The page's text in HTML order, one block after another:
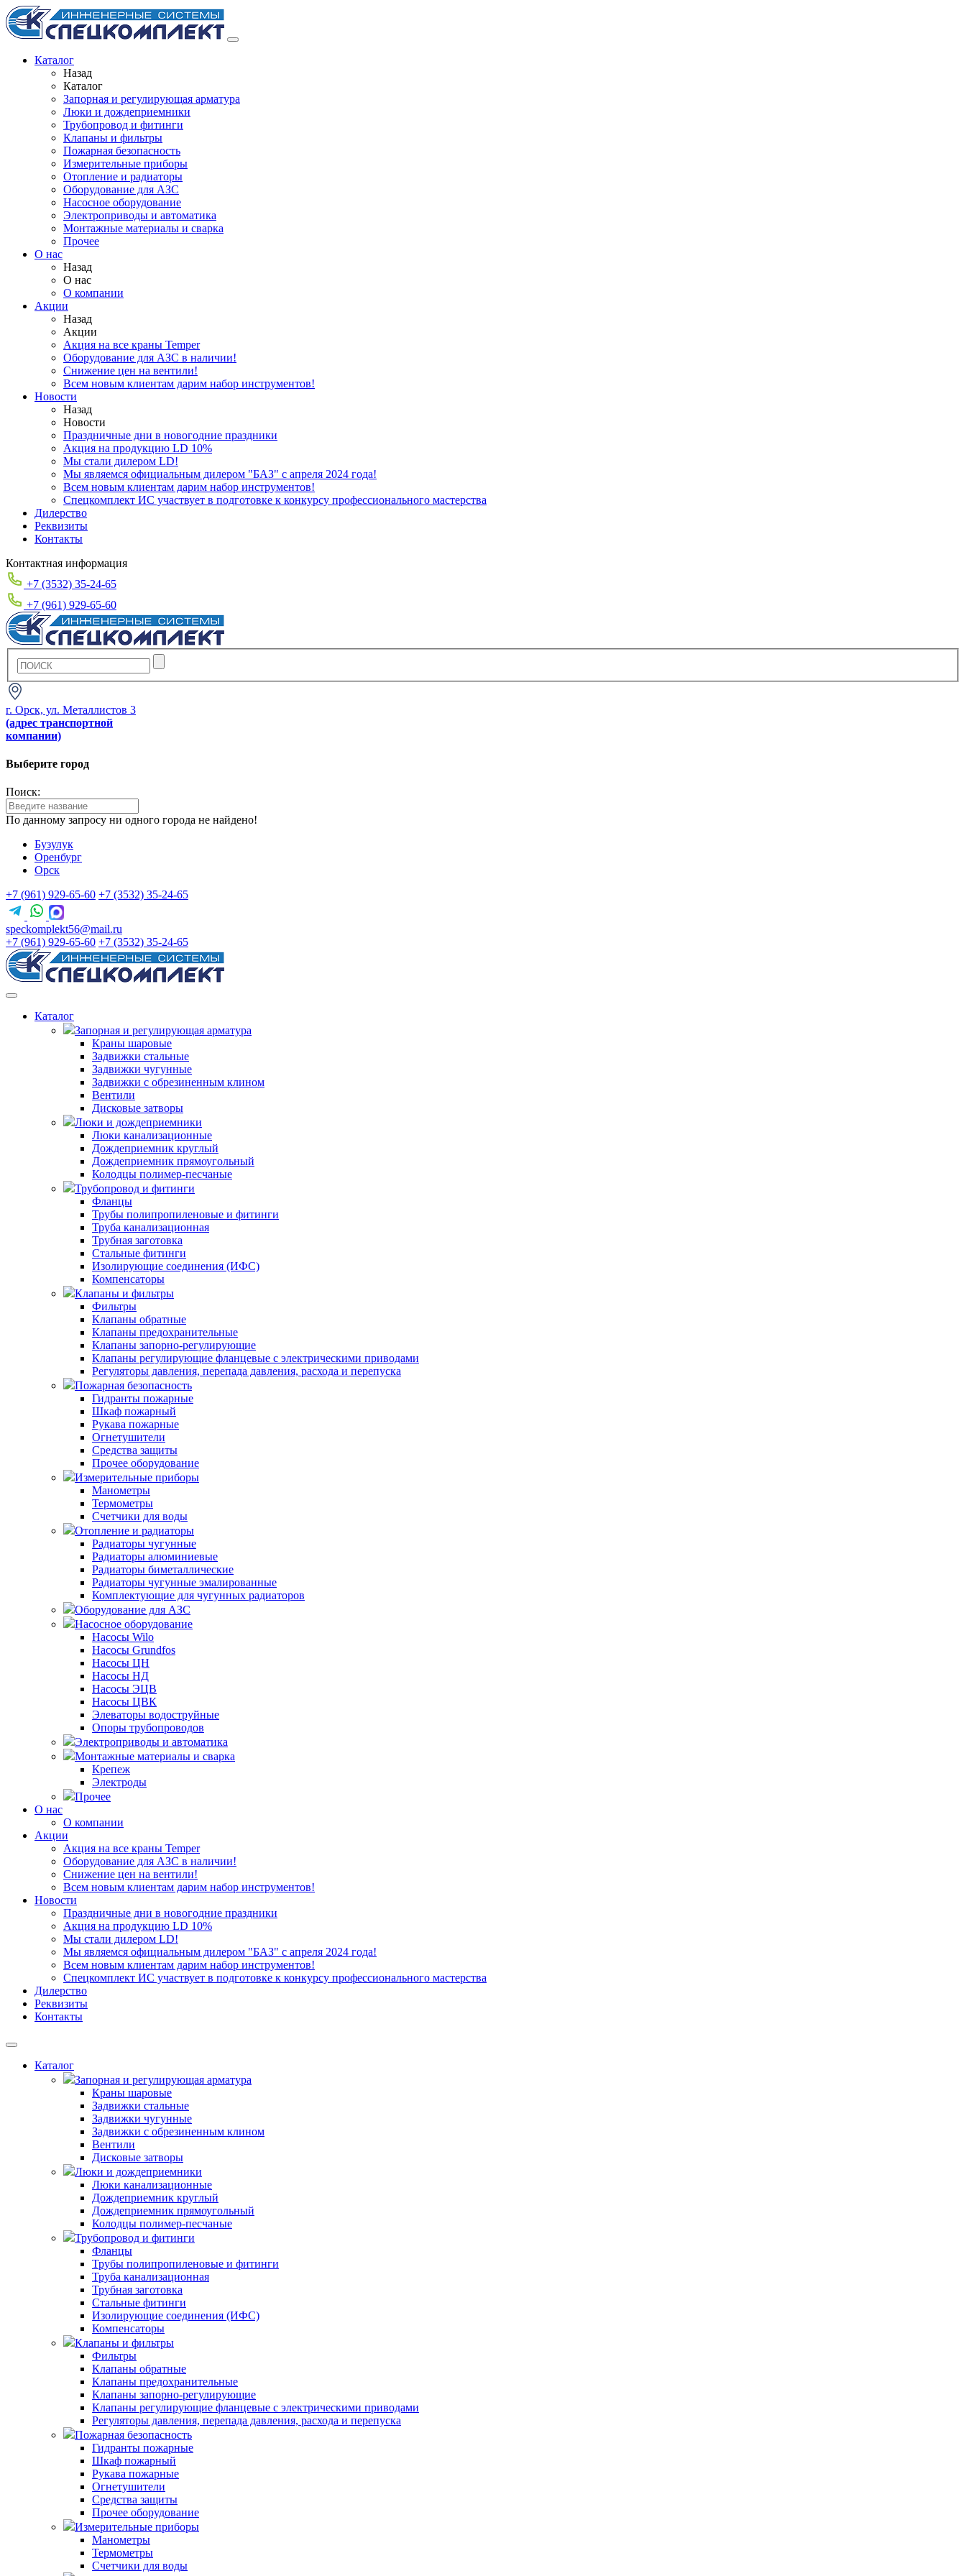
Каталог
Назад
Каталог
Запорная и регулирующая арматура
Люки и дождеприемники
Трубопровод и фитинги
Клапаны и фильтры
Пожарная безопасность
Измерительные приборы
Отопление и радиаторы
Оборудование для АЗС
Насосное оборудование
Электроприводы и автоматика
Монтажные материалы и сварка
Прочее
О нас
Назад
О нас
О компании
Акции
Назад
Акции
Акция на все краны Temper
Оборудование для АЗС в наличии!
Снижение цен на вентили!
Всем новым клиентам дарим набор инструментов!
Новости
Назад
Новости
Праздничные дни в новогодние праздники
Акция на продукцию LD 10%
Мы стали дилером LD!
Мы являемся официальным дилером "БАЗ" с апреля 2024 года!
Всем новым клиентам дарим набор инструментов!
Спецкомплект ИС участвует в подготовке к конкурсу профессионального мастерства
Дилерство
Реквизиты
Контакты
Контактная информация
+7 (3532) 35-24-65
+7 (961) 929-65-60
г. Орск, ул. Металлистов 3
(адрес транспортной
компании)
Выберите город
Поиск:
По данному запросу ни одного города не найдено!
Бузулук
Оренбург
Орск
+7 (961) 929-65-60 +7 (3532) 35-24-65
speckomplekt56@mail.ru
+7 (961) 929-65-60 +7 (3532) 35-24-65
Каталог
Запорная и регулирующая арматура
Краны шаровые
Задвижки стальные
Задвижки чугунные
Задвижки с обрезиненным клином
Вентили
Дисковые затворы
Люки и дождеприемники
Люки канализационные
Дождеприемник круглый
Дождеприемник прямоугольный
Колодцы полимер-песчаные
Трубопровод и фитинги
Фланцы
Трубы полипропиленовые и фитинги
Труба канализационная
Трубная заготовка
Стальные фитинги
Изолирующие соединения (ИФС)
Компенсаторы
Клапаны и фильтры
Фильтры
Клапаны обратные
Клапаны предохранительные
Клапаны запорно-регулирующие
Клапаны регулирующие фланцевые с электрическими приводами
Регуляторы давления, перепада давления, расхода и перепуска
Пожарная безопасность
Гидранты пожарные
Шкаф пожарный
Рукава пожарные
Огнетушители
Средства защиты
Прочее оборудование
Измерительные приборы
Манометры
Термометры
Счетчики для воды
Отопление и радиаторы
Радиаторы чугунные
Радиаторы алюминиевые
Радиаторы биметаллические
Радиаторы чугунные эмалированные
Комплектующие для чугунных радиаторов
Оборудование для АЗС
Насосное оборудование
Насосы Wilo
Насосы Grundfos
Насосы ЦН
Насосы НД
Насосы ЭЦВ
Насосы ЦВК
Элеваторы водоструйные
Опоры трубопроводов
Электроприводы и автоматика
Монтажные материалы и сварка
Крепеж
Электроды
Прочее
О нас
О компании
Акции
Акция на все краны Temper
Оборудование для АЗС в наличии!
Снижение цен на вентили!
Всем новым клиентам дарим набор инструментов!
Новости
Праздничные дни в новогодние праздники
Акция на продукцию LD 10%
Мы стали дилером LD!
Мы являемся официальным дилером "БАЗ" с апреля 2024 года!
Всем новым клиентам дарим набор инструментов!
Спецкомплект ИС участвует в подготовке к конкурсу профессионального мастерства
Дилерство
Реквизиты
Контакты
Каталог
Запорная и регулирующая арматура
Краны шаровые
Задвижки стальные
Задвижки чугунные
Задвижки с обрезиненным клином
Вентили
Дисковые затворы
Люки и дождеприемники
Люки канализационные
Дождеприемник круглый
Дождеприемник прямоугольный
Колодцы полимер-песчаные
Трубопровод и фитинги
Фланцы
Трубы полипропиленовые и фитинги
Труба канализационная
Трубная заготовка
Стальные фитинги
Изолирующие соединения (ИФС)
Компенсаторы
Клапаны и фильтры
Фильтры
Клапаны обратные
Клапаны предохранительные
Клапаны запорно-регулирующие
Клапаны регулирующие фланцевые с электрическими приводами
Регуляторы давления, перепада давления, расхода и перепуска
Пожарная безопасность
Гидранты пожарные
Шкаф пожарный
Рукава пожарные
Огнетушители
Средства защиты
Прочее оборудование
Измерительные приборы
Манометры
Термометры
Счетчики для воды